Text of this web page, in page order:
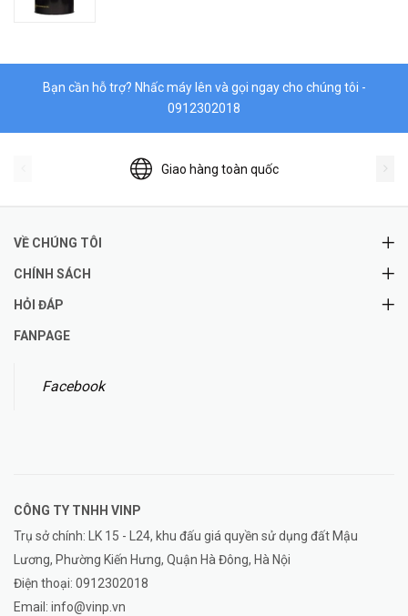
Bạn cần hỗ trợ? Nhấc máy lên và gọi ngay cho chúng tôi -
0912302018
Giao hàng toàn quốc
VỀ CHÚNG TÔI
CHÍNH SÁCH
HỎI ĐÁP
FANPAGE
Facebook
CÔNG TY TNHH VINP
Trụ sở chính: LK 15 - L24, khu đấu giá quyền sử dụng đất Mậu
Lương, Phường Kiến Hưng, Quận Hà Đông, Hà Nội
Điện thoại: 0912302018
Email: info@vinp.vn